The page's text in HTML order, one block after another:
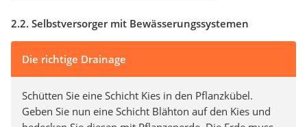
2.2. Selbstversorger mit Bewässerungssystemen
Die richtige Drainage
Schütten Sie eine Schicht Kies in den Pflanzkübel.
Geben Sie nun eine Schicht Blähton auf den Kies und